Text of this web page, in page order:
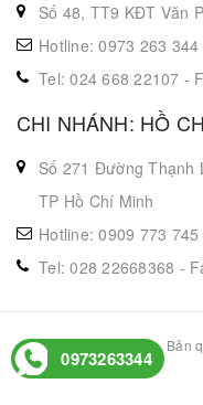
Số 48, TT9 KĐT Văn
Hotline: 0973 263 344
Tel: 024 668 22107 -
CHI NHÁNH: HỒ
Số 271 Đường Thạnh
TP Hồ Chí Minh
Hotline: 0909 773 745
Tel: 028 22668368 -
Bản
0973263344